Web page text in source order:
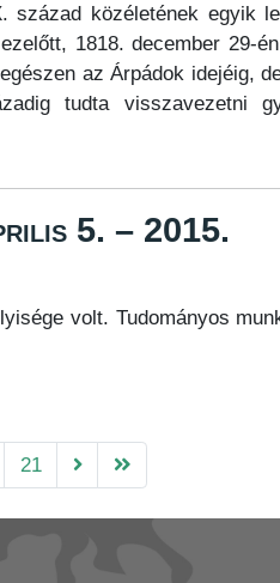
közéletének egyik
1818. december 29-
az Árpádok idejéig,
tudta visszavezetni
5. – 2015.
volt. Tudományos
21